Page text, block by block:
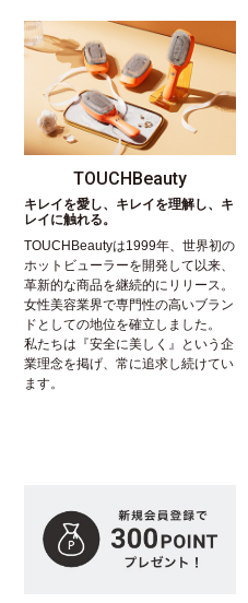
TOUCHBeauty
キレイを愛し、キレイを理解し、キ
レイに触れる。
TOUCHBeautyは1999年、世界初の
ホットビューラーを開発して以来、
革新的な商品を継続的にリリース。
女性美容業界で専門性の高いブラン
ドとしての地位を確立しました。
私たちは『安全に美しく』という企
業理念を掲げ、常に追求し続けてい
ます。